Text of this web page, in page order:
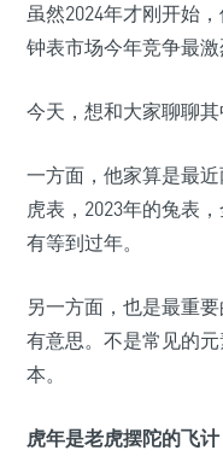
虽然2024年才刚开始
钟表市场今年竞争最激
今天，想和大家聊聊其
一方面，他家算是最
虎表，2023年的兔表
有等到过年。
另一方面，也是最重
有意思。不是常见的
本。
虎年是老虎摆陀的飞